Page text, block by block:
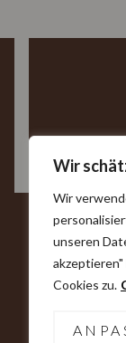
Wir
Wir
unseren
Cookies zu.
KOMMEN